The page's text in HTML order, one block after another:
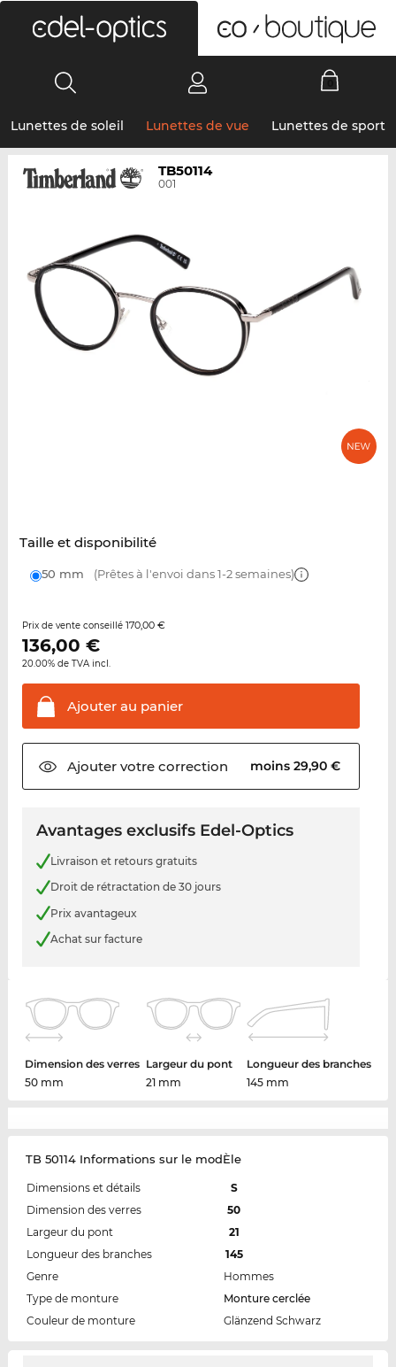
Lunettes de soleil Lunettes de vue Lunettes de sport
TB50114
001
Taille et disponibilité
50 mm (Prêtes à l'envoi dans 1-2 semaines)
Prix de vente conseillé 170,00 €
136,00 €
20.00% de TVA incl.
Ajouter au panier
Ajouter votrecorrection moins 29,90 €
Avantages exclusifs Edel-Optics
Livraison et retours gratuits
Droit de rétractation de 30 jours
Prix avantageux
Achat sur facture
Dimension des verres
50 mm
Largeur du pont
21 mm
Longueur des branches
145 mm
TB 50114 Informations sur le modÈle
Dimensions et détails
S
Dimension des verres
50
Largeur du pont
21
Longueur des branches
145
Genre
Hommes
Type de monture
Monture cerclée
Couleur de monture
Glänzend Schwarz